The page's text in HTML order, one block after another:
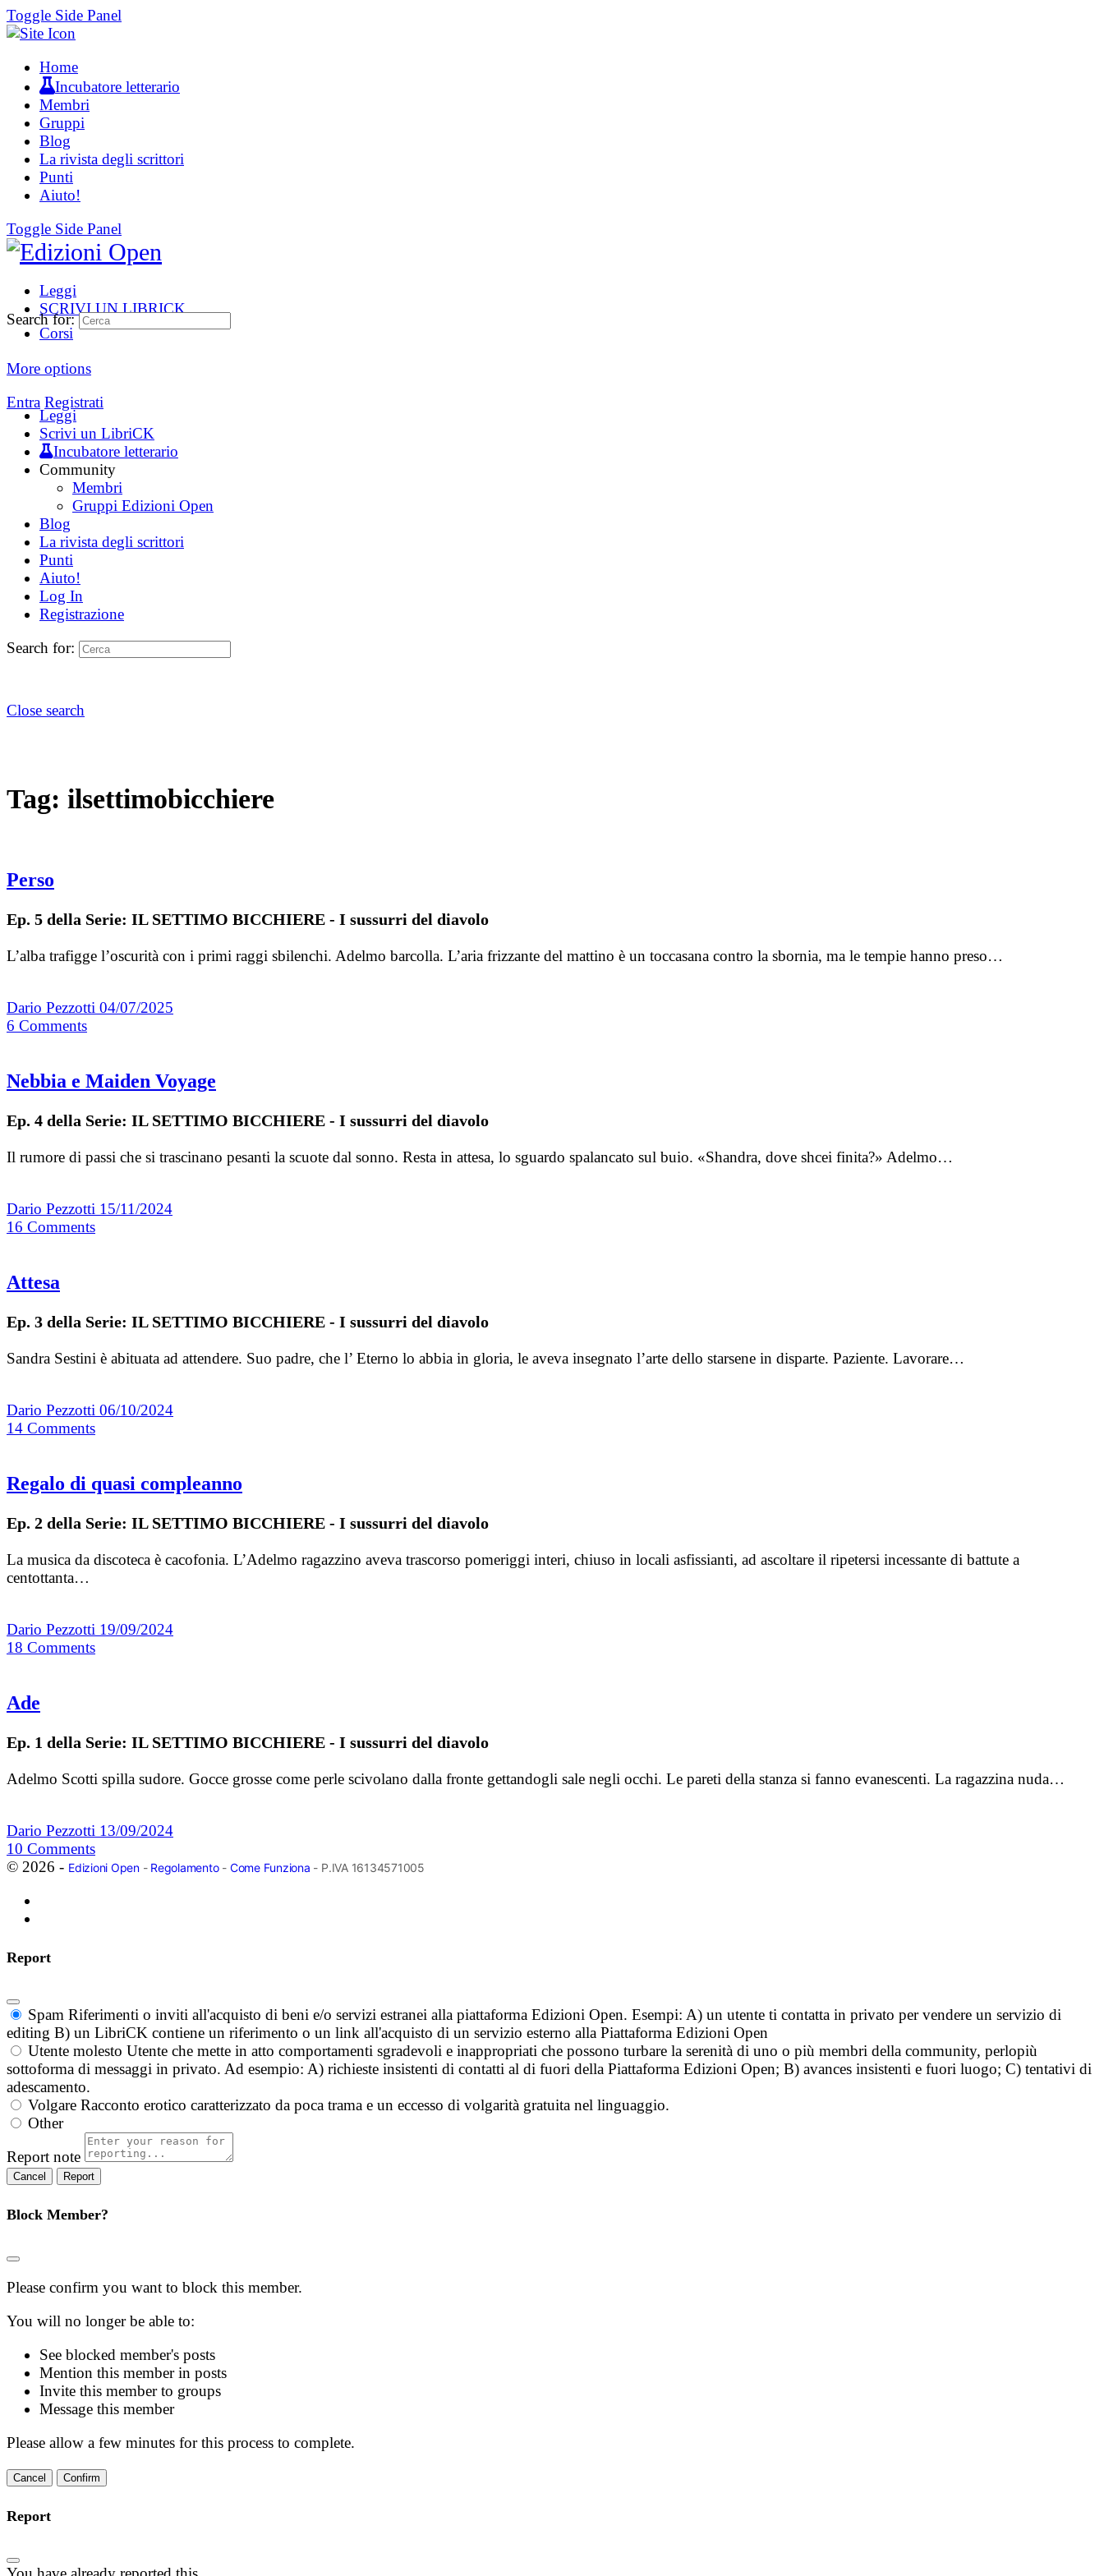
Toggle Side Panel
Home
Incubatore letterario
Membri
Gruppi
Blog
La rivista degli scrittori
Punti
Aiuto!
Toggle Side Panel
Leggi
SCRIVI UN LIBRICK
Corsi
More options
Entra Registrati
Search for:
Leggi
Scrivi un LibriCK
Incubatore letterario
Community
Membri
Gruppi Edizioni Open
Blog
La rivista degli scrittori
Punti
Aiuto!
Log In
Registrazione
Search for:
Close search
Tag: ilsettimobicchiere
Perso
Ep. 5 della Serie: IL SETTIMO BICCHIERE - I sussurri del diavolo
L’alba trafigge l’oscurità con i primi raggi sbilenchi. Adelmo barcolla. L’aria frizzante del mattino è un toccasana contro la sbornia, ma le tempie hanno preso…
Dario Pezzotti 04/07/2025
6 Comments
Nebbia e Maiden Voyage
Ep. 4 della Serie: IL SETTIMO BICCHIERE - I sussurri del diavolo
Il rumore di passi che si trascinano pesanti la scuote dal sonno. Resta in attesa, lo sguardo spalancato sul buio. «Shandra, dove shcei finita?» Adelmo…
Dario Pezzotti 15/11/2024
16 Comments
Attesa
Ep. 3 della Serie: IL SETTIMO BICCHIERE - I sussurri del diavolo
Sandra Sestini è abituata ad attendere. Suo padre, che l’ Eterno lo abbia in gloria, le aveva insegnato l’arte dello starsene in disparte. Paziente. Lavorare…
Dario Pezzotti 06/10/2024
14 Comments
Regalo di quasi compleanno
Ep. 2 della Serie: IL SETTIMO BICCHIERE - I sussurri del diavolo
La musica da discoteca è cacofonia. L’Adelmo ragazzino aveva trascorso pomeriggi interi, chiuso in locali asfissianti, ad ascoltare il ripetersi incessante di battute a
centottanta…
Dario Pezzotti 19/09/2024
18 Comments
Ade
Ep. 1 della Serie: IL SETTIMO BICCHIERE - I sussurri del diavolo
Adelmo Scotti spilla sudore. Gocce grosse come perle scivolano dalla fronte gettandogli sale negli occhi. Le pareti della stanza si fanno evanescenti. La ragazzina nuda…
Dario Pezzotti 13/09/2024
10 Comments
© 2026 - Edizioni Open- Regolamento- Come Funziona - P.IVA 16134571005
Report
Spam Riferimenti o inviti all'acquisto di beni e/o servizi estranei alla piattaforma Edizioni Open. Esempi: A) un utente ti contatta in privato per vendere un servizio di
editing B) un LibriCK contiene un riferimento o un link all'acquisto di un servizio esterno alla Piattaforma Edizioni Open
Utente molesto Utente che mette in atto comportamenti sgradevoli e inappropriati che possono turbare la serenità di uno o più membri della community, perlopiù
sottoforma di messaggi in privato. Ad esempio: A) richieste insistenti di contatti al di fuori della Piattaforma Edizioni Open; B) avances insistenti e fuori luogo; C) tentativi di
adescamento.
Volgare Racconto erotico caratterizzato da poca trama e un eccesso di volgarità gratuita nel linguaggio.
Other
Report note
Report
Block Member?
Please confirm you want to block this member.
You will no longer be able to:
See blocked member's posts
Mention this member in posts
Invite this member to groups
Message this member
Please allow a few minutes for this process to complete.
Confirm
Report